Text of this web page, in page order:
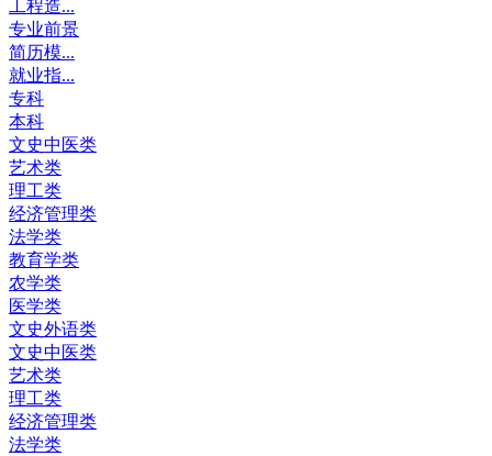
工程造...
专业前景
简历模...
就业指...
专科
本科
文史中医类
艺术类
理工类
经济管理类
法学类
教育学类
农学类
医学类
文史外语类
文史中医类
艺术类
理工类
经济管理类
法学类